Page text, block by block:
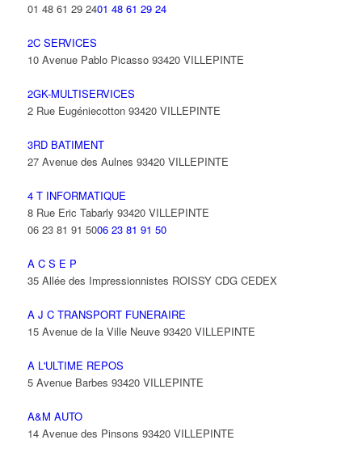
01 48 61 29 2401 48 61 29 24
2C SERVICES
10 Avenue Pablo Picasso 93420 VILLEPINTE
2GK-MULTISERVICES
2 Rue Eugéniecotton 93420 VILLEPINTE
3RD BATIMENT
27 Avenue des Aulnes 93420 VILLEPINTE
4 T INFORMATIQUE
8 Rue Eric Tabarly 93420 VILLEPINTE
06 23 81 91 5006 23 81 91 50
A C S E P
35 Allée des Impressionnistes ROISSY CDG CEDEX
A J C TRANSPORT FUNERAIRE
15 Avenue de la Ville Neuve 93420 VILLEPINTE
A L'ULTIME REPOS
5 Avenue Barbes 93420 VILLEPINTE
A&M AUTO
14 Avenue des Pinsons 93420 VILLEPINTE